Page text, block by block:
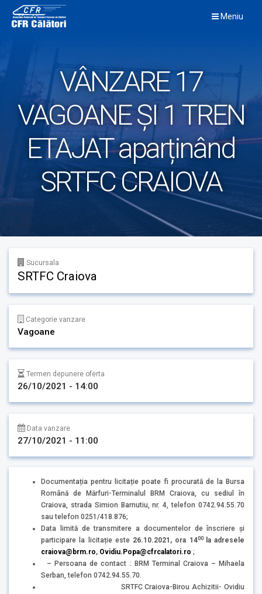
content
Meniu
VÂNZARE 17
VAGOANE ȘI 1 TREN
ETAJAT aparținând
SRTFC CRAIOVA
Sucursala
SRTFC Craiova
Categorie vanzare
Vagoane
Termen depunere oferta
26/10/2021 - 14:00
Data vanzare
27/10/2021 - 11:00
Documentația pentru licitație poate fi procurată de la Bursa
Română de Mărfuri-Terminalul BRM Craiova, cu sediul în
Craiova, strada Simion Barnutiu, nr. 4, telefon 0742.94.55.70
sau telefon 0251/418.876;
Data limită de transmitere a documentelor de înscriere și
participare la licitație este 26.10.2021, ora 1400
la adresele
craiova@brm.ro, Ovidiu.Popa@cfrcalatori.ro ;
– Persoana de contact : BRM Terminal Craiova – Mihaela
Serban, telefon 0742.94.55.70.
SRTFC Craiova-Birou Achizitii- Ovidiu